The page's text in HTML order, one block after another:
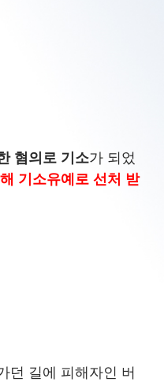
혐의로 기소가 되었
기소유예로 선처 받
던 길에 피해자인 버